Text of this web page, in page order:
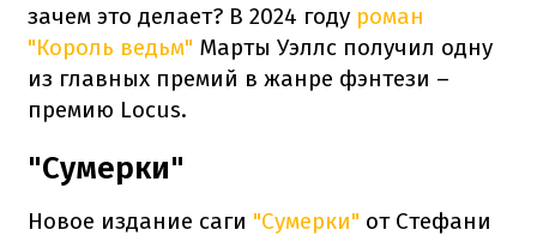
зачем это делает? В 2024 году роман
"Король ведьм" Марты Уэллс получил одну
из главных премий в жанре фэнтези –
премию Loсus.
"Сумерки"
Новое издание саги "Сумерки" от Стефани